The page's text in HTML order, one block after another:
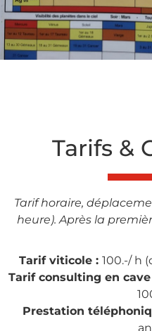
Tarifs &
Tarif horaire,
heure). Après la
Tarif viticole : 100.-/ h
Tarif consulting en cave
Prestation